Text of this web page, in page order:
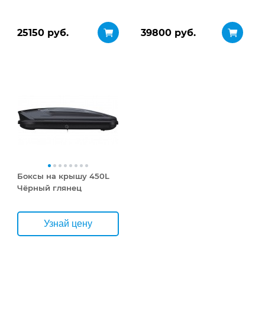
25150 руб. 39800 руб.
Боксы на крышу 450L
Чёрный глянец
Узнай цену